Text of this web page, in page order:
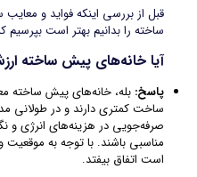
قبل از بررسی اینکه فواید و
ساخته را بدانیم بهتر است بپرسیم
آیا خانه‌های پیش ساخته
پاسخ: بله، خانه‌های پیش ساخته
ساخت کمتری دارند و در طولانی
صرفه‌جویی در هزینه‌های انرژی و
مناسبی باشند. با توجه به موقعیت
است اتفاق بیفتد.